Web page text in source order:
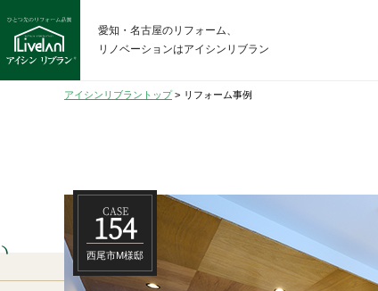
愛知・名古屋のリフォーム、
リノベーションはアイシンリブラン
アイシンリブラントップ> リフォーム事例
CASE
154
西尾市M様邸